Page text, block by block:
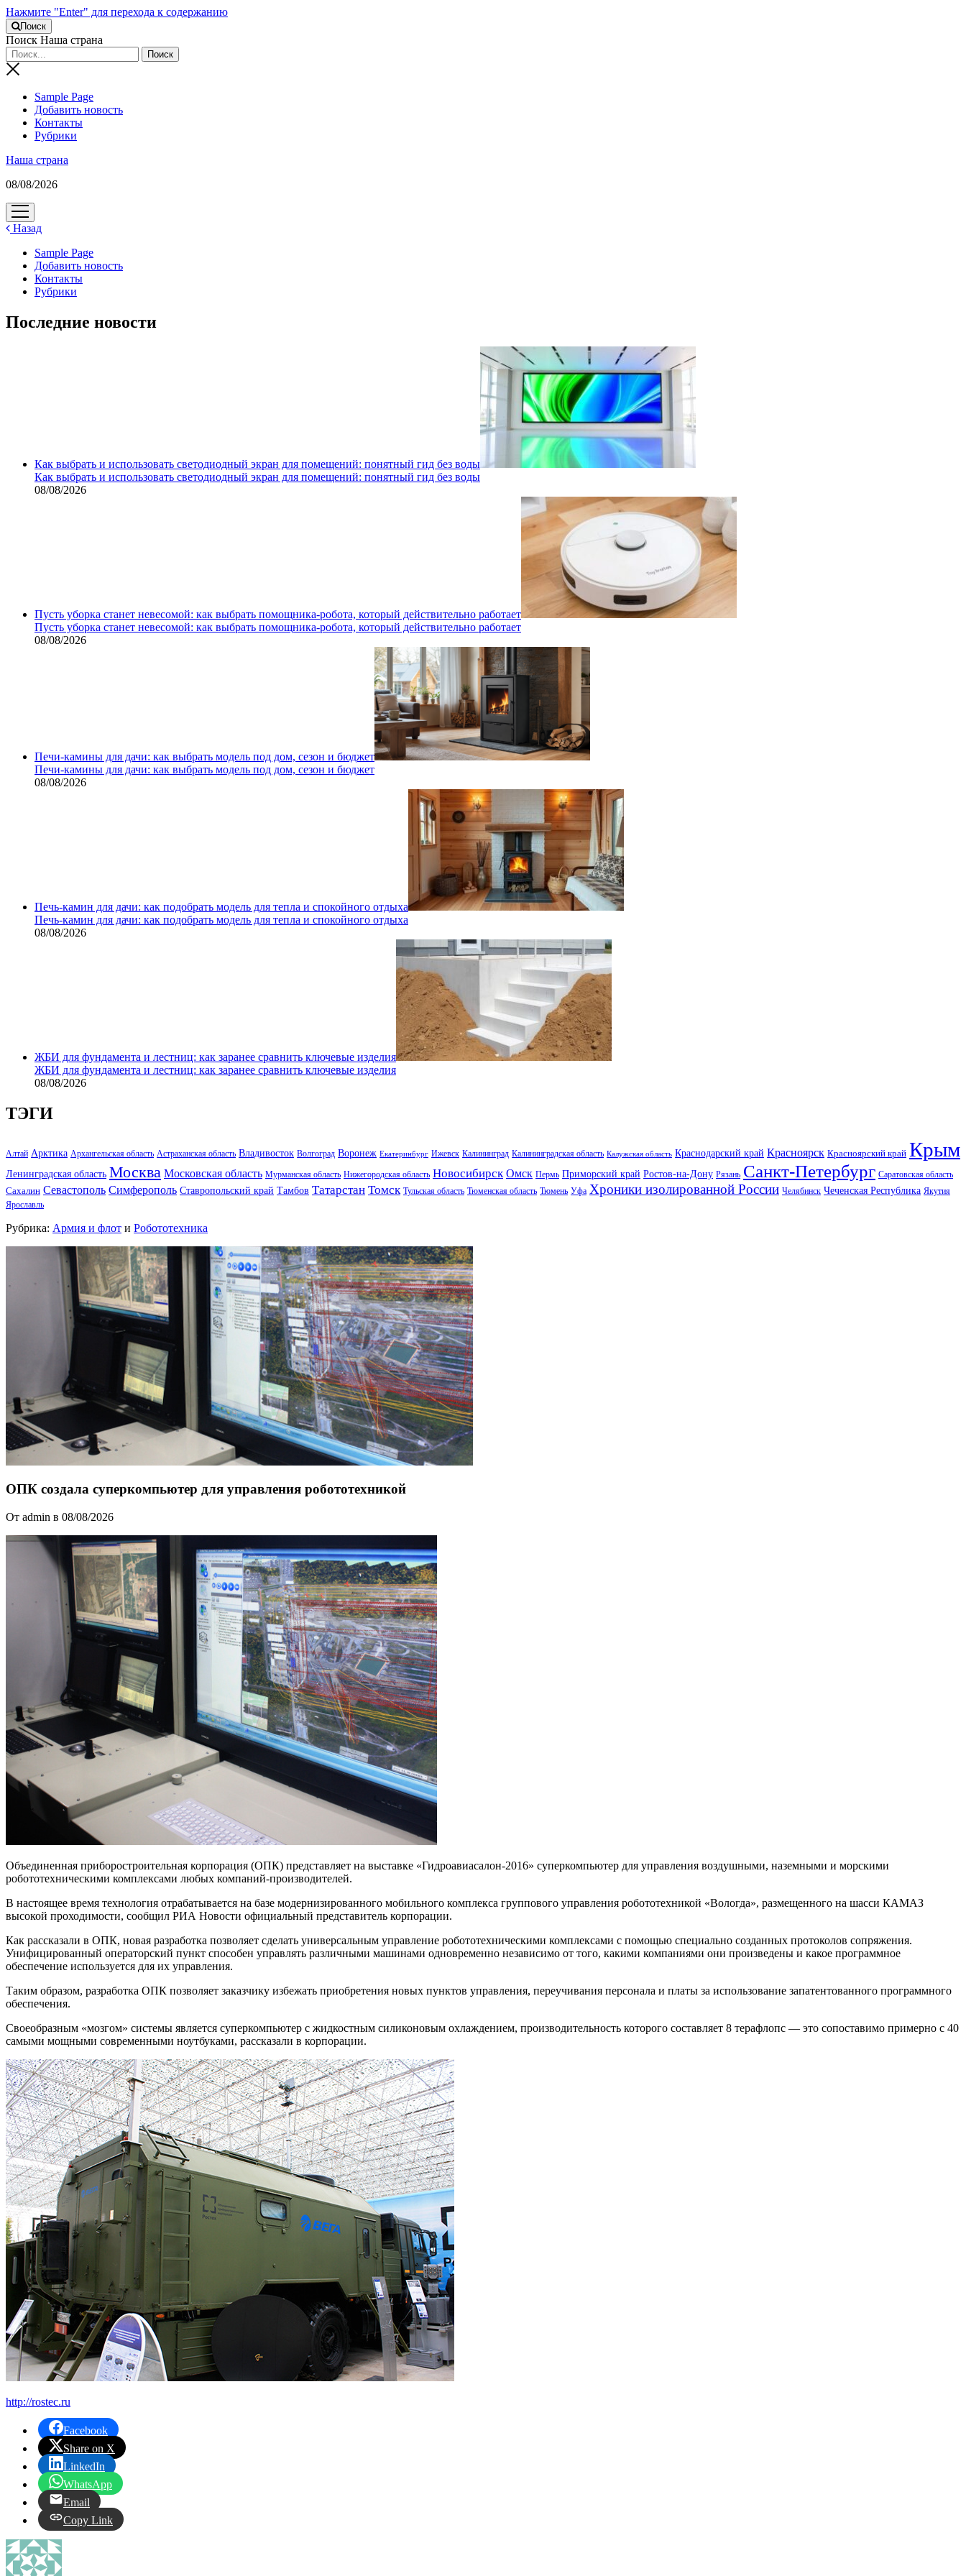
Нажмите "Enter" для перехода к содержанию
Поиск
Поиск Наша страна
Sample Page
Добавить новость
Контакты
Рубрики
Наша страна
08/08/2026
открыть
меню
Назад
Sample Page
Добавить новость
Контакты
Рубрики
Последние новости
Как выбрать и использовать светодиодный экран для помещений: понятный гид без воды
Как выбрать и использовать светодиодный экран для помещений: понятный гид без воды
08/08/2026
Пусть уборка станет невесомой: как выбрать помощника‑робота, который действительно работает
Пусть уборка станет невесомой: как выбрать помощника‑робота, который действительно работает
08/08/2026
Печи-камины для дачи: как выбрать модель под дом, сезон и бюджет
Печи-камины для дачи: как выбрать модель под дом, сезон и бюджет
08/08/2026
Печь-камин для дачи: как подобрать модель для тепла и спокойного отдыха
Печь-камин для дачи: как подобрать модель для тепла и спокойного отдыха
08/08/2026
ЖБИ для фундамента и лестниц: как заранее сравнить ключевые изделия
ЖБИ для фундамента и лестниц: как заранее сравнить ключевые изделия
08/08/2026
ТЭГИ
Алтай Арктика Архангельская область Астраханская область Владивосток Волгоград Воронеж Екатеринбург Ижевск Калининград Калининградская область Калужская область Краснодарский край Красноярск Красноярский край Крым
Ленинградская область Москва Московская область Мурманская область Нижегородская область Новосибирск Омск Пермь Приморский край Ростов-на-Дону Рязань Санкт-Петербург Саратовская область
Сахалин Севастополь Симферополь Ставропольский край Тамбов Татарстан Томск Тульская область Тюменская область Тюмень Уфа Хроники изолированной России Челябинск Чеченская Республика Якутия
Ярославль
Рубрика: Армия и флот и Робототехника
ОПК создала суперкомпьютер для управления робототехникой
От admin в 08/08/2026
Объединенная приборостроительная корпорация (ОПК) представляет на выставке «Гидроавиасалон-2016» суперкомпьютер для управления воздушными, наземными и морскими
робототехническими комплексами любых компаний-производителей.
В настоящее время технология отрабатывается на базе модернизированного мобильного комплекса группового управления робототехникой «Вологда», размещенного на шасси КАМАЗ
высокой проходимости, сообщил РИА Новости официальный представитель корпорации.
Как рассказали в ОПК, новая разработка позволяет сделать универсальным управление робототехническими комплексами с помощью специально созданных протоколов сопряжения.
Унифицированный операторский пункт способен управлять различными машинами одновременно независимо от того, какими компаниями они произведены и какое программное
обеспечение используется для их управления.
Таким образом, разработка ОПК позволяет заказчику избежать приобретения новых пунктов управления, переучивания персонала и платы за использование запатентованного программного
обеспечения.
Своеобразным «мозгом» системы является суперкомпьютер с жидкостным силиконовым охлаждением, производительность которого составляет 8 терафлопс — это сопоставимо примерно с 40
самыми мощными современными ноутбуками, рассказали в корпорации.
http://rostec.ru
Facebook
Share on X
LinkedIn
WhatsApp
Email
Copy Link